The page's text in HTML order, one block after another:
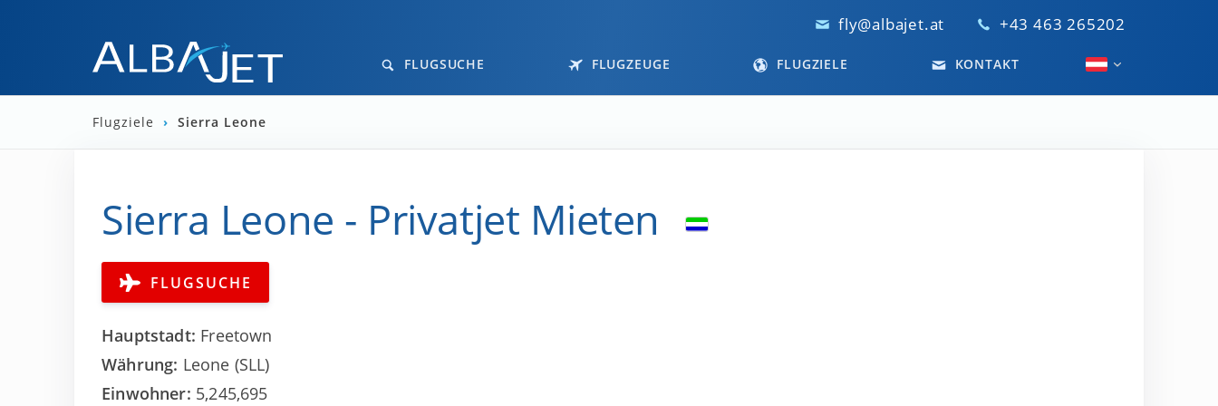
fly@albajet.at +43 463 265202
FLUGSUCHE FLUGZEUGE FLUGZIELE KONTAKT
Flugziele › Sierra Leone
Sierra Leone - Privatjet Mieten
FLUGSUCHE
Hauptstadt: Freetown
Währung: Leone (SLL)
Einwohner: 5,245,695